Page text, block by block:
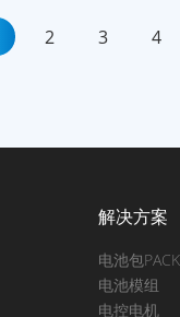
2 3 4
解决方案
电池包PACK
电池模组
电控电机